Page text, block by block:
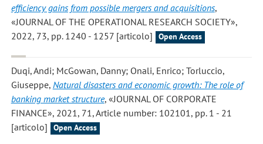
efficiency gains from possible mergers and acquisitions,
«JOURNAL OF THE OPERATIONAL RESEARCH SOCIETY»,
2022, 73, pp. 1240 - 1257 [articolo]
Open Access
Duqi, Andi; McGowan, Danny; Onali, Enrico; Torluccio,
Giuseppe, Natural disasters and economic growth: The role of
banking market structure, «JOURNAL OF CORPORATE
FINANCE», 2021, 71, Article number: 102101, pp. 1 - 21
[articolo]
Open Access